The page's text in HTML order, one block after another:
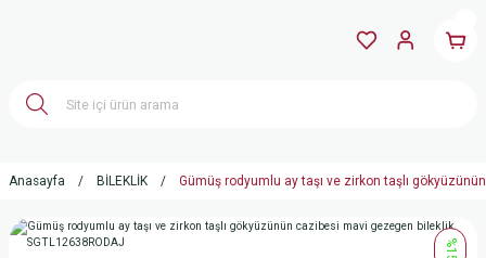
Anasayfa BİLEKLİK Gümüş rodyumlu ay taşı ve zirkon taşlı
%15